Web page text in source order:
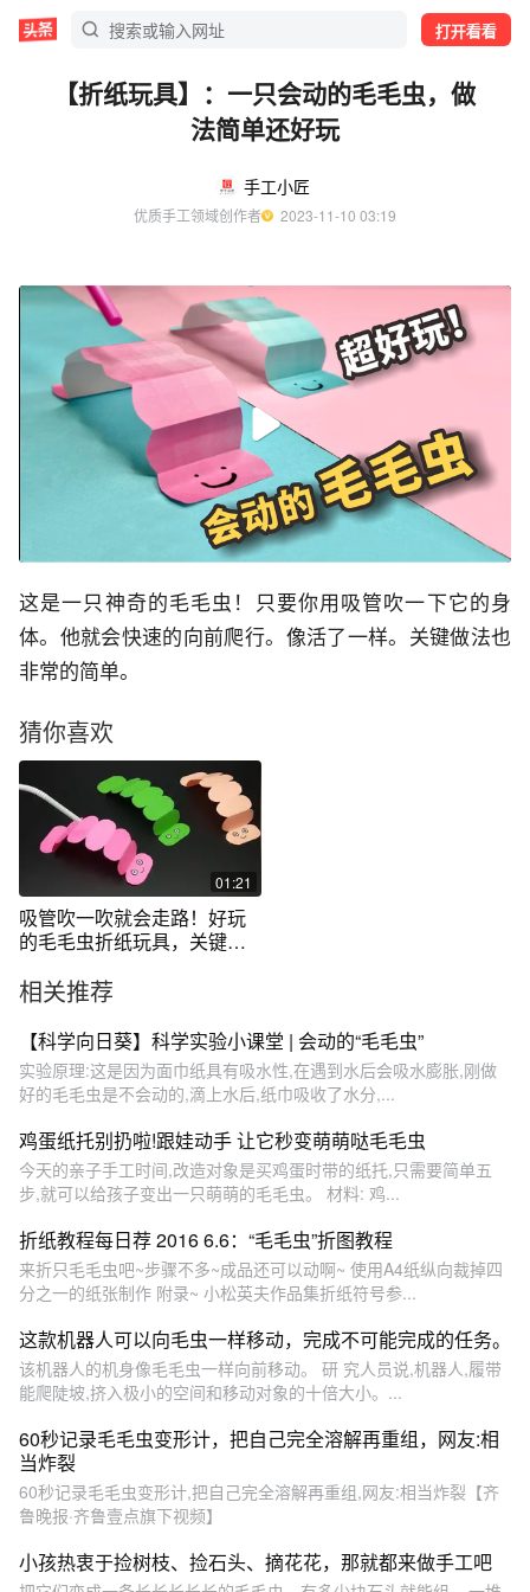
打开看看
【折纸玩具】：一只会动的毛毛虫，做
法简单还好玩
手工小匠
优质手工领域创作者
  2023-11-10 03:19
这是一只神奇的毛毛虫！只要你用吸管吹一下它的身
体。他就会快速的向前爬行。像活了一样。关键做法也
非常的简单。
猜你喜欢
01:21
吸管吹一吹就会走路！好玩
的毛毛虫折纸玩具，关键做
相关推荐
【科学向日葵】科学实验小课堂 | 会动的“毛毛虫”
实验原理:这是因为面巾纸具有吸水性,在遇到水后会吸水膨胀,刚做
好的毛毛虫是不会动的,滴上水后,纸巾吸收了水分,...
鸡蛋纸托别扔啦!跟娃动手 让它秒变萌萌哒毛毛虫
今天的亲子手工时间,改造对象是买鸡蛋时带的纸托,只需要简单五
步,就可以给孩子变出一只萌萌的毛毛虫。 材料: 鸡...
折纸教程每日荐 2016 6.6：“毛毛虫”折图教程
来折只毛毛虫吧~步骤不多~成品还可以动啊~ 使用A4纸纵向裁掉四
分之一的纸张制作 附录~ 小松英夫作品集折纸符号参...
这款机器人可以向毛虫一样移动，完成不可能完成的任务。
该机器人的机身像毛毛虫一样向前移动。 研 究人员说,机器人,履带
能爬陡坡,挤入极小的空间和移动对象的十倍大小。...
60秒记录毛毛虫变形计，把自己完全溶解再重组，网友:相
当炸裂
60秒记录毛毛虫变形计,把自己完全溶解再重组,网友:相当炸裂【齐
鲁晚报·齐鲁壹点旗下视频】
小孩热衷于捡树枝、捡石头、摘花花，那就都来做手工吧